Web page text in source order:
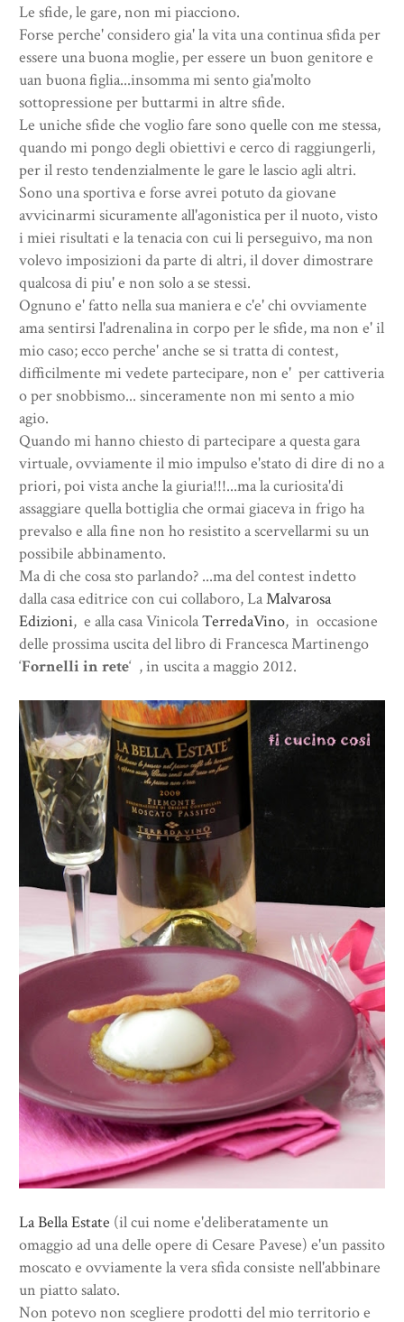
Le sfide, le gare, non mi piacciono.
Forse perche' considero gia' la vita una continua sfida per
essere una buona moglie, per essere un buon genitore e
uan buona figlia...insomma mi sento gia'molto
sottopressione per buttarmi in altre sfide.
Le uniche sfide che voglio fare sono quelle con me stessa,
quando mi pongo degli obiettivi e cerco di raggiungerli,
per il resto tendenzialmente le gare le lascio agli altri.
Sono una sportiva e forse avrei potuto da giovane
avvicinarmi sicuramente all'agonistica per il nuoto, visto
i miei risultati e la tenacia con cui li perseguivo, ma non
volevo imposizioni da parte di altri, il dover dimostrare
qualcosa di piu' e non solo a se stessi.
Ognuno e' fatto nella sua maniera e c'e' chi ovviamente
ama sentirsi l'adrenalina in corpo per le sfide, ma non e' il
mio caso; ecco perche' anche se si tratta di contest,
difficilmente mi vedete partecipare, non e' per cattiveria
o per snobbismo... sinceramente non mi sento a mio
agio.
Quando mi hanno chiesto di partecipare a questa gara
virtuale, ovviamente il mio impulso e'stato di dire di no a
priori, poi vista anche la giuria!!!...ma la curiosita'di
assaggiare quella bottiglia che ormai giaceva in frigo ha
prevalso e alla fine non ho resistito a scervellarmi su un
possibile abbinamento.
Ma di che cosa sto parlando? ...ma del contest indetto
dalla casa editrice con cui collaboro, LaMalvarosa
Edizioni, e alla casa VinicolaTerredaVino, in occasione
delle prossima uscita del libro di Francesca Martinengo
‘Fornelli in rete‘ , in uscita a maggio 2012.
La Bella Estate (il cui nome e'deliberatamente un
omaggio ad una delle opere di Cesare Pavese) e'un passito
moscato e ovviamente la vera sfida consiste nell'abbinare
un piatto salato.
Non potevo non scegliere prodotti del mio territorio e